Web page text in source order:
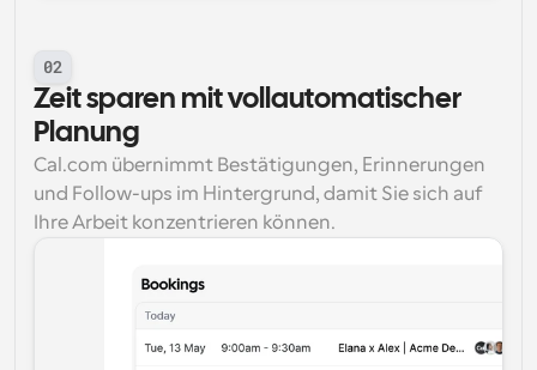
02
Zeit sparen mit vollautomatischer
Planung
Cal.com übernimmt Bestätigungen, Erinnerungen
und Follow-ups im Hintergrund, damit Sie sich auf
Ihre Arbeit konzentrieren können.